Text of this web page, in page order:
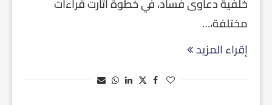
خلفية دعاوى فساد، في خطوة أثارت قراءات
مختلفة،…
إقراء المزيد